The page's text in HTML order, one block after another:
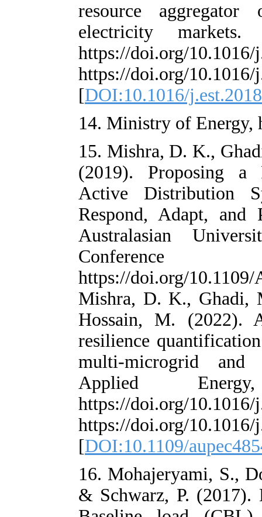
resource
electricity
https://doi.org/
https://doi.org/
[DOI:10.1016/
14. Ministry of
15. Mishra, D.
(2019).
Active
Respond,
Australasian
https://doi.org/
Mishra, D.
Hossain, M.
resilience
multi-
Applied
https://doi.org/
https://doi.org/
[DOI:10.1109/
16.
& Schwarz, P.